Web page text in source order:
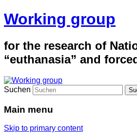
Working group
for the research of
“euthanasia” and
Suchen
Main menu
Skip to primary content